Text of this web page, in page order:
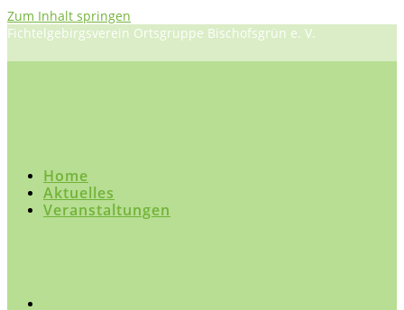
Zum Inhalt springen
Fichtelgebirgsverein Ortsgruppe Bischofsgrün e. V.
Home
Aktuelles
Veranstaltungen